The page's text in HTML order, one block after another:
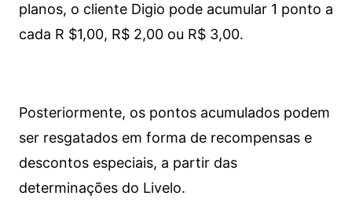
planos, o cliente Digio pode acumular 1 ponto a
cada R $1,00, R$ 2,00 ou R$ 3,00.
Posteriormente, os pontos acumulados podem
ser resgatados em forma de recompensas e
descontos especiais, a partir das
determinações do Livelo.